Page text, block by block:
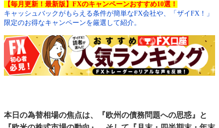
【毎月更新！最新版】FXのキャンペーンおすすめ10選！
キャッシュバックがもらえる条件が簡単なFX会社や、「ザイFX！」
限定のお得なキャンペーンを厳選して紹介。
本日の為替相場の焦点は、『欧州の債務問題への思惑』と